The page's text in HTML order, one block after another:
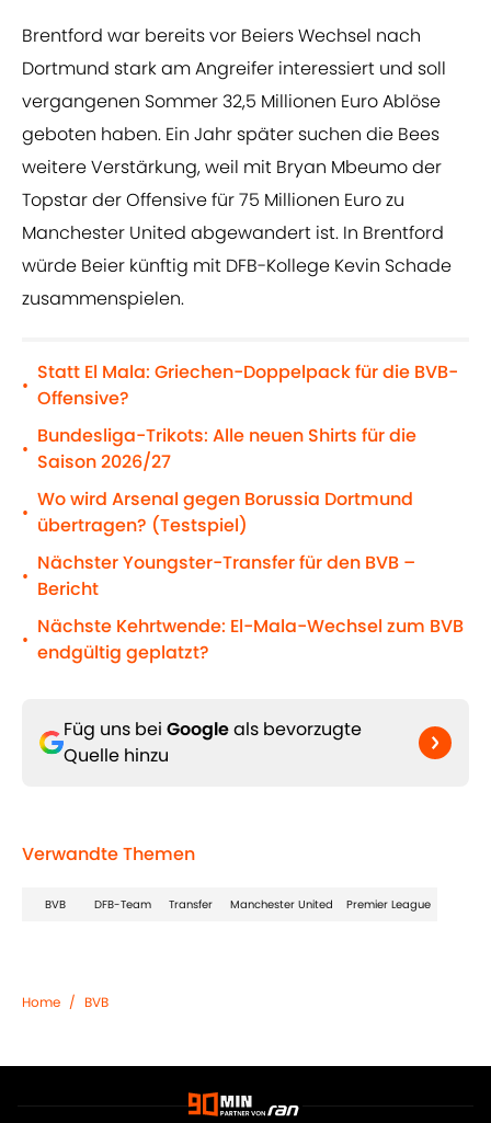
Brentford war bereits vor Beiers Wechsel nach
Dortmund stark am Angreifer interessiert und soll
vergangenen Sommer 32,5 Millionen Euro Ablöse
geboten haben. Ein Jahr später suchen die Bees
weitere Verstärkung, weil mit Bryan Mbeumo der
Topstar der Offensive für 75 Millionen Euro zu
Manchester United abgewandert ist. In Brentford
würde Beier künftig mit DFB-Kollege Kevin Schade
zusammenspielen.
•
Statt El Mala: Griechen-Doppelpack für die BVB-
Offensive?
•
Bundesliga-Trikots: Alle neuen Shirts für die
Saison 2026/27
•
Wo wird Arsenal gegen Borussia Dortmund
übertragen? (Testspiel)
•
Nächster Youngster-Transfer für den BVB –
Bericht
•
Nächste Kehrtwende: El-Mala-Wechsel zum BVB
endgültig geplatzt?
Füg uns bei Googleals bevorzugte
Quelle hinzu
Verwandte Themen
BVB DFB-Team Transfer Manchester United Premier League
Home / BVB